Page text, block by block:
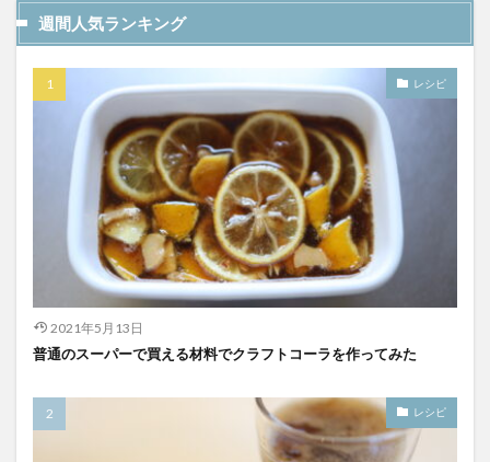
週間人気ランキング
レシピ
2021年5月13日
普通のスーパーで買える材料でクラフトコーラを作ってみた
レシピ